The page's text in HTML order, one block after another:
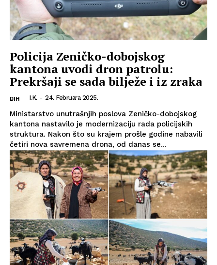
Policija Zeničko-dobojskog
kantona uvodi dron patrolu:
Prekršaji se sada bilježe i iz zraka
BIH I.K. - 24. Februara 2025.
Ministarstvo unutrašnjih poslova Zeničko-dobojskog
kantona nastavilo je modernizaciju rada policijskih
struktura. Nakon što su krajem prošle godine nabavili
četiri nova savremena drona, od danas se...